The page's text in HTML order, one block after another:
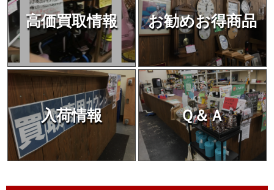
高価買取情報 お勧めお得商品
入荷情報 Ｑ＆Ａ